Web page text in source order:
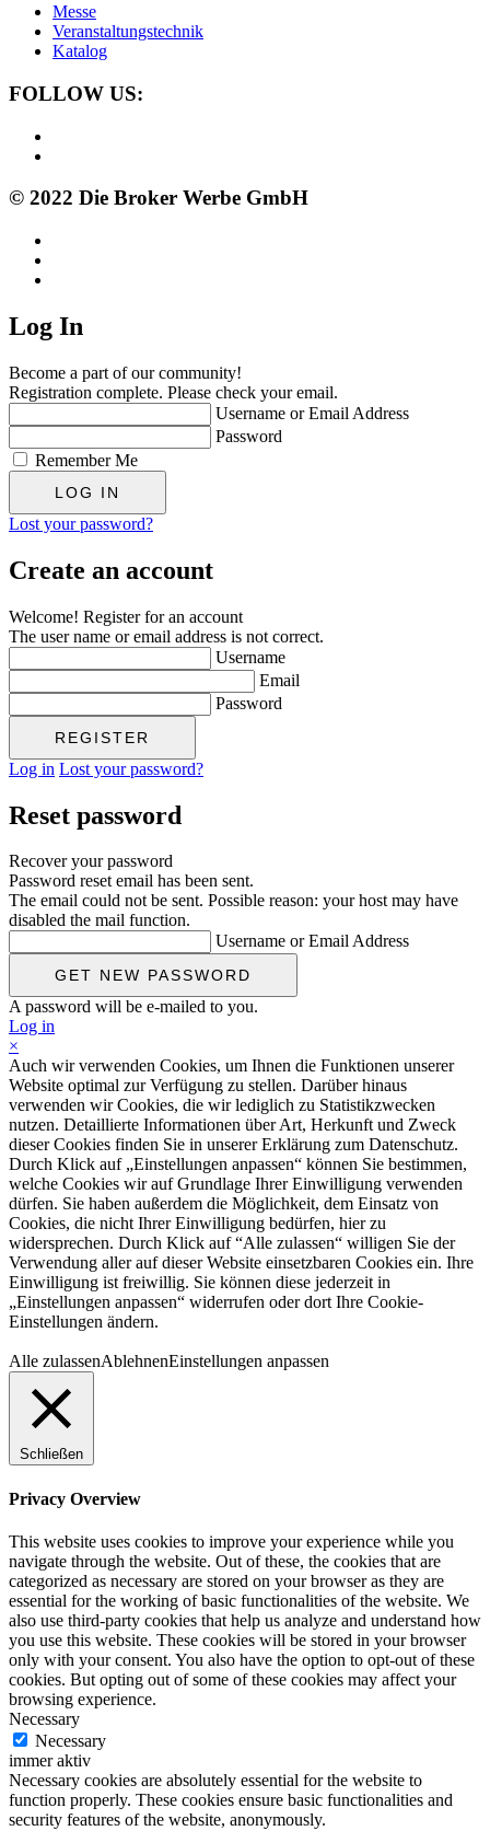
Messe
Veranstaltungstechnik
Katalog
FOLLOW US:
© 2022 Die Broker Werbe GmbH
Log In
Become a part of our community!
Registration complete. Please check your email.
Username or Email Address
Password
Remember Me
Lost your password?
Create an account
Welcome! Register for an account
The user name or email address is not correct.
Username
Email
Password
Log in Lost your password?
Reset password
Recover your password
Password reset email has been sent.
The email could not be sent. Possible reason: your host may have
disabled the mail function.
Username or Email Address
A password will be e-mailed to you.
Log in
×
Auch wir verwenden Cookies, um Ihnen die Funktionen unserer
Website optimal zur Verfügung zu stellen. Darüber hinaus
verwenden wir Cookies, die wir lediglich zu Statistikzwecken
nutzen. Detaillierte Informationen über Art, Herkunft und Zweck
dieser Cookies finden Sie in unserer Erklärung zum Datenschutz.
Durch Klick auf „Einstellungen anpassen“ können Sie bestimmen,
welche Cookies wir auf Grundlage Ihrer Einwilligung verwenden
dürfen. Sie haben außerdem die Möglichkeit, dem Einsatz von
Cookies, die nicht Ihrer Einwilligung bedürfen, hier zu
widersprechen. Durch Klick auf “Alle zulassen“ willigen Sie der
Verwendung aller auf dieser Website einsetzbaren Cookies ein. Ihre
Einwilligung ist freiwillig. Sie können diese jederzeit in
„Einstellungen anpassen“ widerrufen oder dort Ihre Cookie-
Einstellungen ändern.
Alle zulassenAblehnenEinstellungen anpassen
Schließen
Privacy Overview
This website uses cookies to improve your experience while you
navigate through the website. Out of these, the cookies that are
categorized as necessary are stored on your browser as they are
essential for the working of basic functionalities of the website. We
also use third-party cookies that help us analyze and understand how
you use this website. These cookies will be stored in your browser
only with your consent. You also have the option to opt-out of these
cookies. But opting out of some of these cookies may affect your
browsing experience.
Necessary
Necessary
immer aktiv
Necessary cookies are absolutely essential for the website to
function properly. These cookies ensure basic functionalities and
security features of the website, anonymously.